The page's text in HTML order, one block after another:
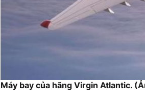
Máy bay của hãng Virgin Atlantic.